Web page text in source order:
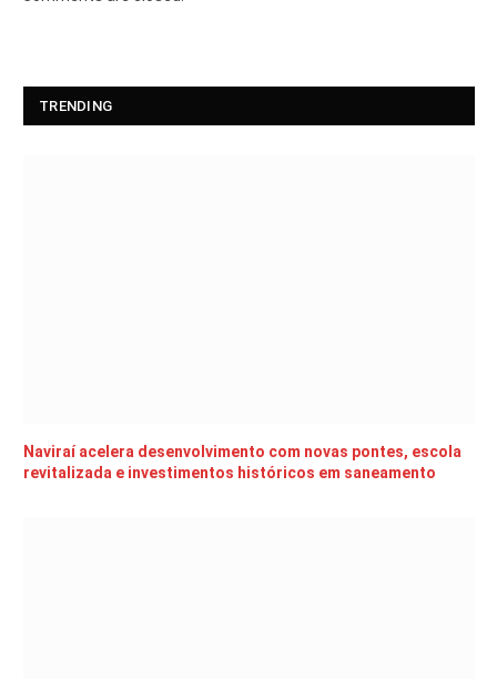
TRENDING
Naviraí acelera desenvolvimento com novas pontes, escola
revitalizada e investimentos históricos em saneamento